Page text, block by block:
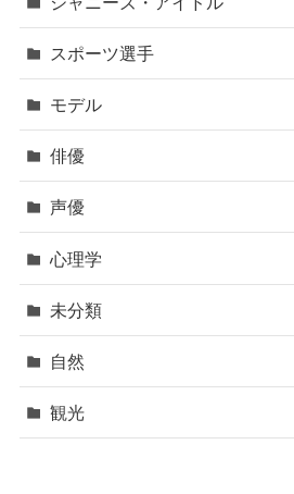
スポーツ選手
モデル
俳優
声優
心理学
未分類
自然
観光